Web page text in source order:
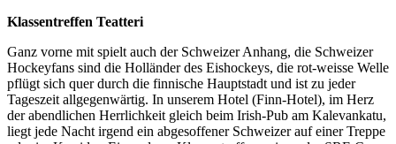
Klassentreffen Teatteri
Ganz vorne mit spielt auch der Schweizer Anhang, die Schweizer
Hockeyfans sind die Holländer des Eishockeys, die rot-weisse Welle
pflügt sich quer durch die finnische Hauptstadt und ist zu jeder
Tageszeit allgegenwärtig. In unserem Hotel (Finn-Hotel), im Herz
der abendlichen Herrlichkeit gleich beim Irish-Pub am Kalevankatu,
liegt jede Nacht irgend ein abgesoffener Schweizer auf einer Treppe